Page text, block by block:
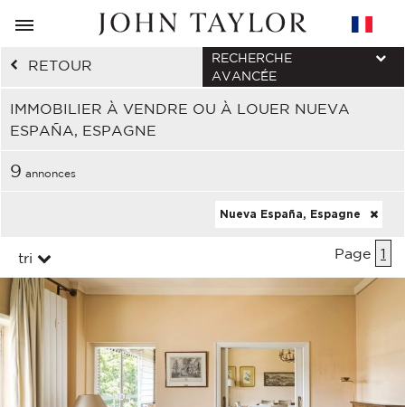
RETOUR
IMMOBILIER À VENDRE OU À LOUER NUEVA
ESPAÑA, ESPAGNE
RECHERCHE
AVANCÉE
9 annonces
Nueva España, Espagne
tri Page 1